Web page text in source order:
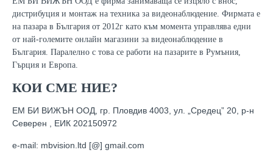
дистрибуция и монтаж на техника за видеонаблюдение. Фирмата е
на пазара в България от 2012г като към момента управлява едни
от най-големите онлайн магазини за видеонаблюдение в
България. Паралелно с това се работи на пазарите в Румъния,
Гърция и Европа.
КОИ СМЕ НИЕ?
ЕМ БИ ВИЖЪН ООД, гр. Пловдив 4003, ул. „Средец” 20, р-н
Северен , ЕИК 202150972
e-mail: mbvision.ltd [@] gmail.com